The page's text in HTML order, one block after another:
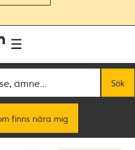
Sök
finns nära mig